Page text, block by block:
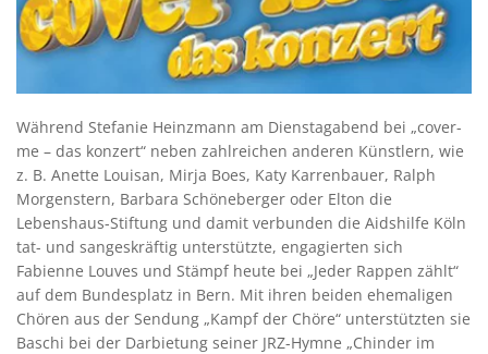
Während Stefanie Heinzmann am Dienstagabend bei „cover-
me – das konzert“ neben zahlreichen anderen Künstlern, wie
z. B. Anette Louisan, Mirja Boes, Katy Karrenbauer, Ralph
Morgenstern, Barbara Schöneberger oder Elton die
Lebenshaus-Stiftung und damit verbunden die Aidshilfe Köln
tat- und sangeskräftig unterstützte, engagierten sich
Fabienne Louves und Stämpf heute bei „Jeder Rappen zählt“
auf dem Bundesplatz in Bern. Mit ihren beiden ehemaligen
Chören aus der Sendung „Kampf der Chöre“ unterstützten sie
Baschi bei der Darbietung seiner JRZ-Hymne „Chinder im